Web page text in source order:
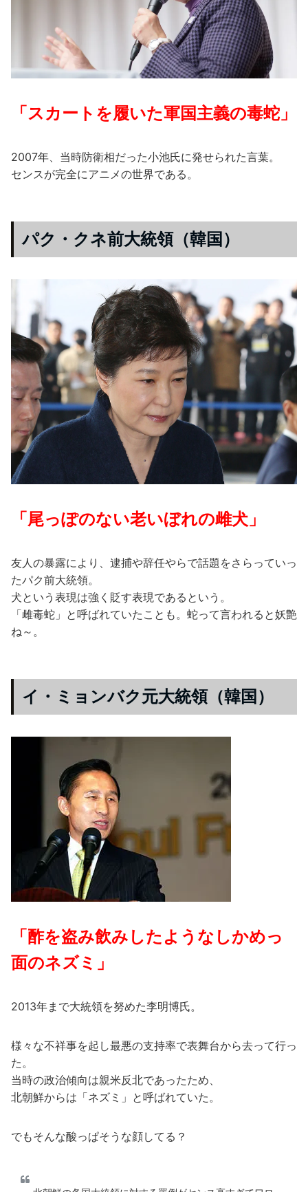
「スカートを履いた軍国主義の毒蛇」
2007年、当時防衛相だった小池氏に発せられた言葉。
センスが完全にアニメの世界である。
パク・クネ前大統領（韓国）
「尾っぽのない老いぼれの雌犬」
友人の暴露により、逮捕や辞任やらで話題をさらっていっ
たパク前大統領。
犬という表現は強く貶す表現であるという。
「雌毒蛇」と呼ばれていたことも。蛇って言われると妖艶
ね～。
イ・ミョンバク元大統領（韓国）
「酢を盗み飲みしたようなしかめっ
面のネズミ」
2013年まで大統領を努めた李明博氏。
様々な不祥事を起し最悪の支持率で表舞台から去って行っ
た。
当時の政治傾向は親米反北であったため、
北朝鮮からは「ネズミ」と呼ばれていた。
でもそんな酸っぱそうな顔してる？